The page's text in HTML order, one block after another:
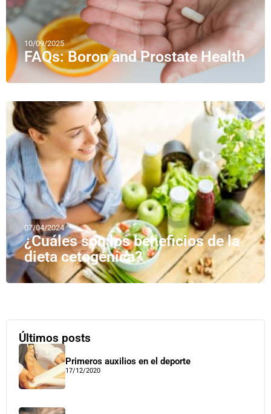
10/09/2025
FAQs: Boron and Prostate Health
07/04/2024
¿Cuáles son los beneficios de la
dieta cetogénica?
Últimos posts
Primeros auxilios en el deporte
17/12/2020